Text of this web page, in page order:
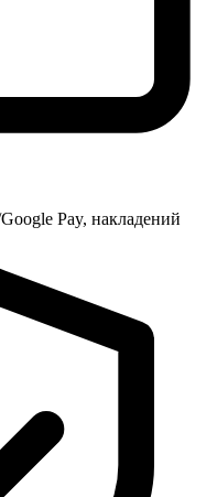
Pay, накладений